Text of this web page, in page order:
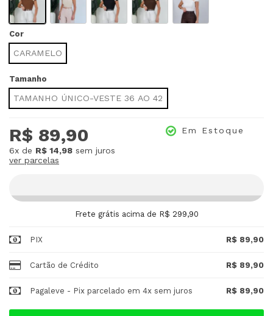
Cor
CARAMELO
Tamanho
TAMANHO ÚNICO-VESTE 36 AO 42
R$ 89,90
6x de R$ 14,98 sem juros
ver parcelas
Em Estoque
Frete grátis acima de R$ 299,90
PIX R$ 89,90
Cartão de Crédito R$ 89,90
Pagaleve - Pix parcelado em 4x sem juros R$ 89,90